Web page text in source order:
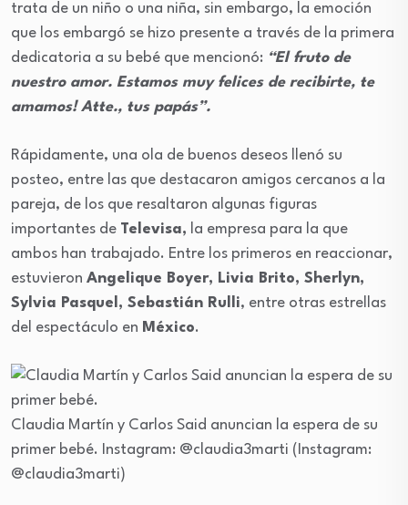
trata de un niño o una niña, sin embargo, la emoción
que los embargó se hizo presente a través de la primera
dedicatoria a su bebé que mencionó: “El fruto de
nuestro amor. Estamos muy felices de recibirte, te
amamos! Atte., tus papás”.
Rápidamente, una ola de buenos deseos llenó su
posteo, entre las que destacaron amigos cercanos a la
pareja, de los que resaltaron algunas figuras
importantes de Televisa, la empresa para la que
ambos han trabajado. Entre los primeros en reaccionar,
estuvieron Angelique Boyer, Livia Brito, Sherlyn,
Sylvia Pasquel, Sebastián Rulli, entre otras estrellas
del espectáculo en México.
Claudia Martín y Carlos Said anuncian la espera de su
primer bebé.
Instagram: @claudia3marti (Instagram:
@claudia3marti)